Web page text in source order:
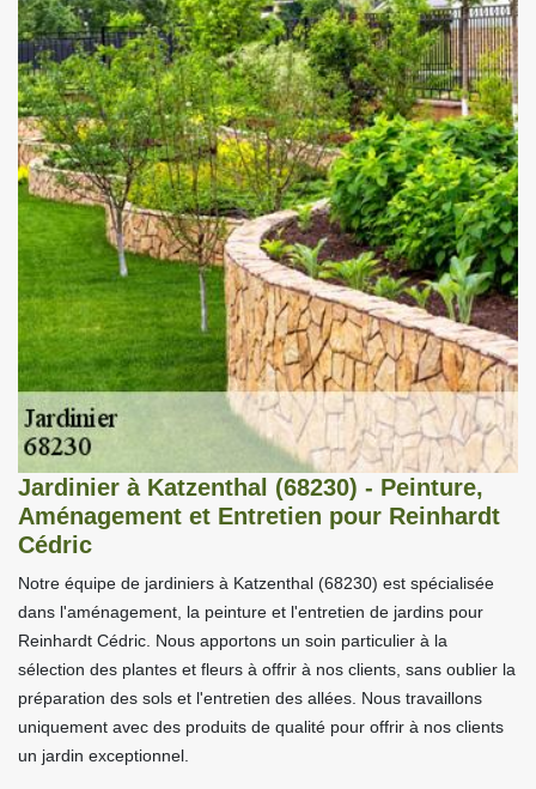
Jardinier à Katzenthal (68230) - Peinture,
Aménagement et Entretien pour Reinhardt
Cédric
Notre équipe de jardiniers à Katzenthal (68230) est spécialisée
dans l'aménagement, la peinture et l'entretien de jardins pour
Reinhardt Cédric. Nous apportons un soin particulier à la
sélection des plantes et fleurs à offrir à nos clients, sans oublier la
préparation des sols et l'entretien des allées. Nous travaillons
uniquement avec des produits de qualité pour offrir à nos clients
un jardin exceptionnel.